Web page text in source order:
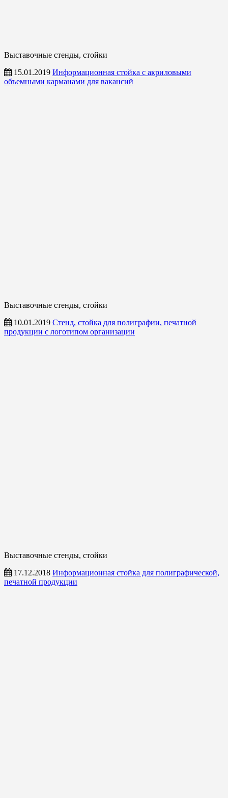
Выставочные стенды, стойки
15.01.2019 Информационная стойка с акриловыми
объемными карманами для вакансий
Выставочные стенды, стойки
10.01.2019 Стенд, стойка для полиграфии, печатной
продукции с логотипом организации
Выставочные стенды, стойки
17.12.2018 Информационная стойка для полиграфической,
печатной продукции